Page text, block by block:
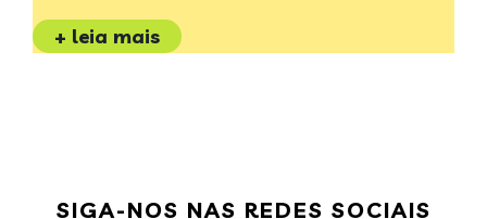
+ leia mais
SIGA-NOS NAS REDES SOCIAIS